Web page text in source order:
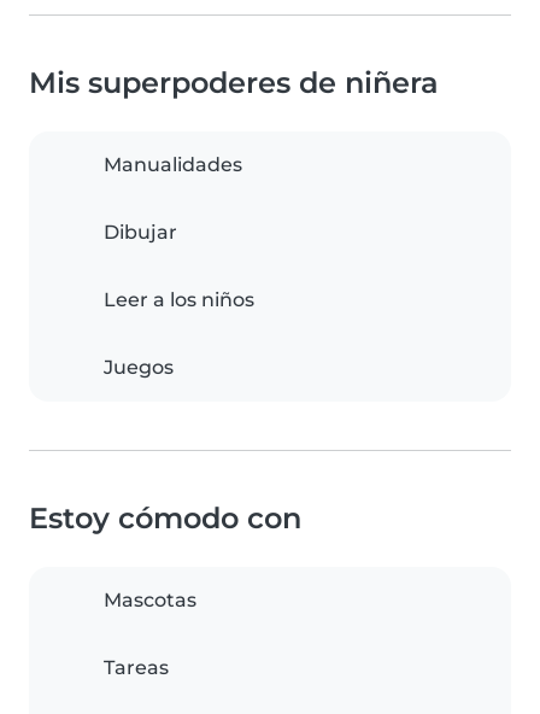
Mis superpoderes de niñera
Manualidades
Dibujar
Leer a los niños
Juegos
Estoy cómodo con
Mascotas
Tareas